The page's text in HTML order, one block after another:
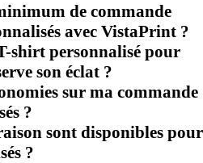
de commande
avec VistaPrint ?
shirt personnalisé pour
son éclat ?
sur ma commande
?
sont disponibles pour
?